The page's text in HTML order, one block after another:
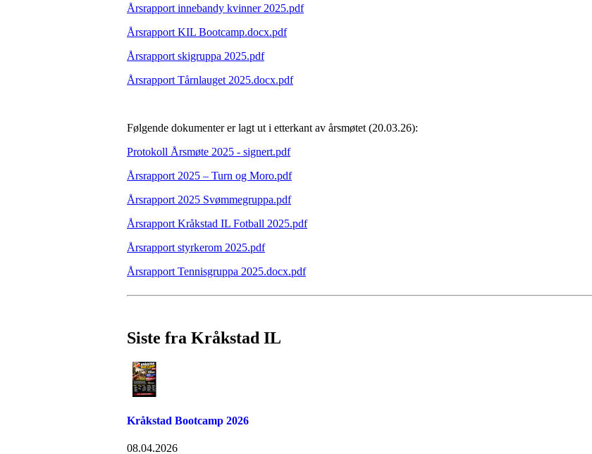
Årsrapport innebandy kvinner 2025.pdf
Årsrapport KIL Bootcamp.docx.pdf
Årsrapport skigruppa 2025.pdf
Årsrapport Tårnlauget 2025.docx.pdf
Følgende dokumenter er lagt ut i etterkant av årsmøtet (20.03.26):
Protokoll Årsmøte 2025 - signert.pdf
Årsrapport 2025 – Turn og Moro.pdf
Årsrapport 2025 Svømmegruppa.pdf
Årsrapport Kråkstad IL Fotball 2025.pdf
Årsrapport styrkerom 2025.pdf
Årsrapport Tennisgruppa 2025.docx.pdf
Siste fra Kråkstad IL
Kråkstad Bootcamp 2026
08.04.2026